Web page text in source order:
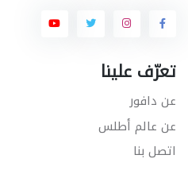
تعرّف علينا
عن دافور
عن عالم أطلس
اتصل بنا